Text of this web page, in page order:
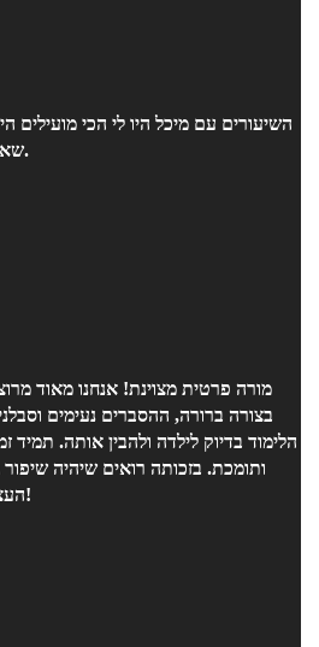
שאבין את החומר בצורה יסודית.
מורה פרטית מצוינת! אנחנו מאוד
בצורה ברורה, ההסברים נעימים
הלימוד בדיוק לילדה ולהבין אותה.
ותומכת. בזכותה רואים שיהיה
העצמי. ממליצות בחום מכל הלב!